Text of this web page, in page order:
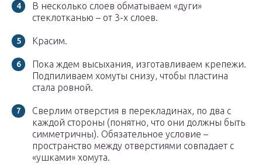
В несколько слоев обматываем «дуги»
стеклотканью – от 3-х слоев.
Красим.
Пока ждем высыхания, изготавливаем крепежи.
Подпиливаем хомуты снизу, чтобы пластина
стала ровной.
Сверлим отверстия в перекладинах, по два с
каждой стороны (понятно, что они должны быть
симметричны). Обязательное условие –
пространство между отверстиями совпадает с
«ушками» хомута.